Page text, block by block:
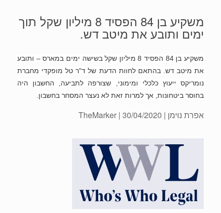
משקיע בן 84 הפסיד 8 מיליון שקל תוך
ימים ותובע את מיטב דש.
משקיע בן 84 הפסיד 8 מיליון שקל בשישה ימים במארס – ותובע
את מיטב דש. בהתאם לחוות הדעת של ד"ר טל מופקדי מחברת
נומריקס ייעוץ כלכלי ומימוני, שצורפה לתביעה, החשבון היה
בחוסר ביטחונות, אך למרות זאת לא נעצר המסחר בחשבון.
אפרת נוימן | 30/04/2020 | TheMarker